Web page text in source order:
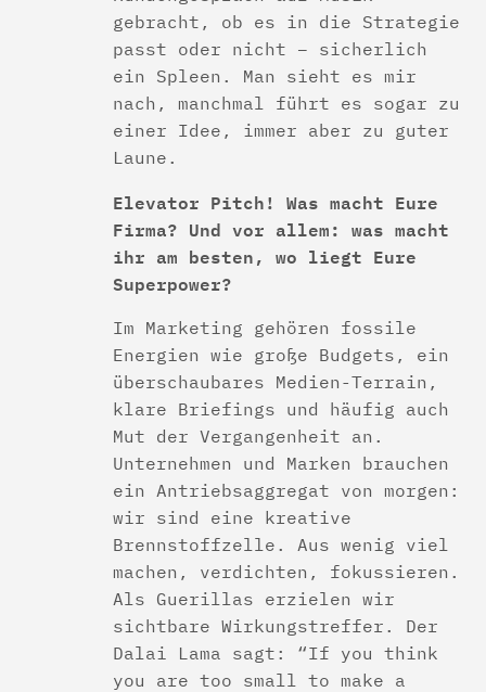
gebracht, ob es in die Strategie
passt oder nicht – sicherlich
ein Spleen. Man sieht es mir
nach, manchmal führt es sogar zu
einer Idee, immer aber zu guter
Laune.
Elevator Pitch! Was macht Eure
Firma? Und vor allem: was macht
ihr am besten, wo liegt Eure
Superpower?
Im Marketing gehören fossile
Energien wie große Budgets, ein
überschaubares Medien-Terrain,
klare Briefings und häufig auch
Mut der Vergangenheit an.
Unternehmen und Marken brauchen
ein Antriebsaggregat von morgen:
wir sind eine kreative
Brennstoffzelle. Aus wenig viel
machen, verdichten, fokussieren.
Als Guerillas erzielen wir
sichtbare Wirkungstreffer. Der
Dalai Lama sagt: “If you think
you are too small to make a